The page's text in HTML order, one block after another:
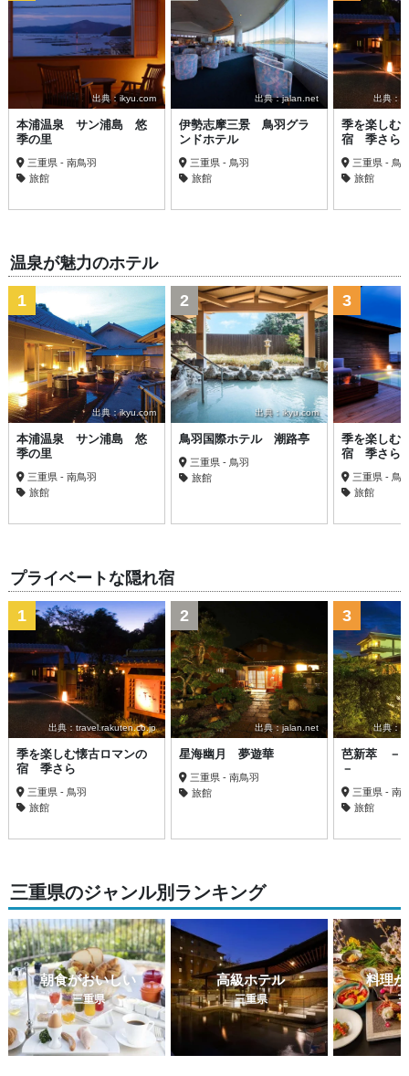
出典：ikyu.com
本浦温泉 サン浦島 悠
季の里
三重県 - 南鳥羽
旅館
出典：jalan.net
伊勢志摩三景 鳥羽グラ
ンドホテル
三重県 - 鳥羽
旅館
出典：
季を楽しむ
宿 季さら
三重県 - 鳥
旅館
温泉が魅力のホテル
出典：ikyu.com
1
本浦温泉 サン浦島 悠
季の里
三重県 - 南鳥羽
旅館
出典：ikyu.com
2
鳥羽国際ホテル 潮路亭
三重県 - 鳥羽
旅館
3
季を楽しむ
宿 季さら
三重県 - 鳥
旅館
プライベートな隠れ宿
出典：travel.rakuten.co.jp
1
季を楽しむ懐古ロマンの
宿 季さら
三重県 - 鳥羽
旅館
出典：jalan.net
2
星海幽月 夢遊華
三重県 - 南鳥羽
旅館
出典：
3
芭新萃 －
－
三重県 - 南
旅館
三重県のジャンル別ランキング
朝食がおいしい
三重県
高級ホテル
三重県
料理